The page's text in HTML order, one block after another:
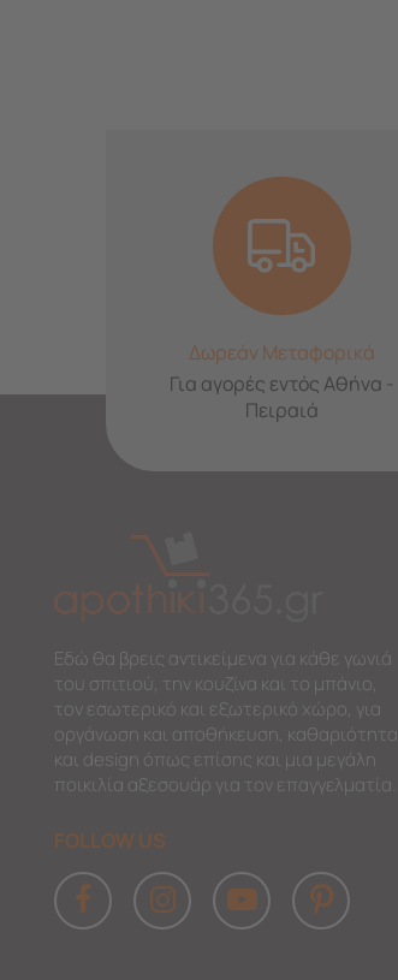
Δωρεάν Μεταφορικά
Για αγορές εντός Αθήνα -
Πειραιά
Εδώ θα βρεις αντικείμενα για κάθε γωνιά
του σπιτιού, την κουζίνα και το μπάνιο,
τον εσωτερικό και εξωτερικό χώρο, για
οργάνωση και αποθήκευση, καθαριότητα
και design όπως επίσης και μια μεγάλη
ποικιλία αξεσουάρ για τον επαγγελματία.
FOLLOW US